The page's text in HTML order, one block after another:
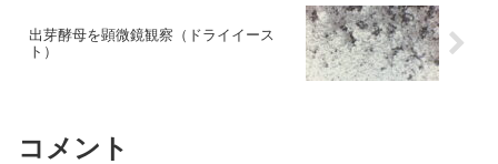
出芽酵母を顕微鏡観察（ドライイース
ト）
コメント